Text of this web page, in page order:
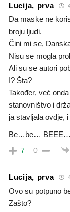
Lucija, prva
Da maske ne
broju ljudi.
Čini mi se,
Nisu se mogla
Ali su se autori
I? Šta?
Također, već
stanovništvo i
ja stavljala ovdje,
Be…be…
7 0
Lucija, prva
Ovo su potpuno
Zašto?